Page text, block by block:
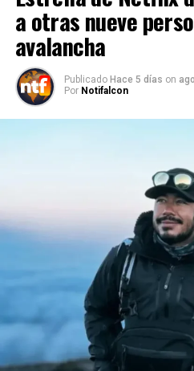
a otras nueve
avalancha
Publicado Hace 5 días on
Por Notifalcon